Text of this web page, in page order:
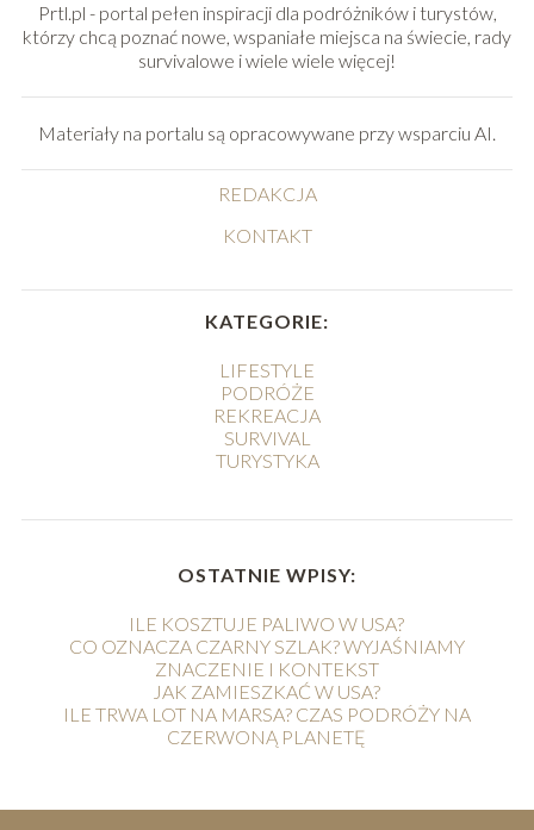
Prtl.pl - portal pełen inspiracji dla podróżników i turystów,
którzy chcą poznać nowe, wspaniałe miejsca na świecie, rady
survivalowe i wiele wiele więcej!
Materiały na portalu są opracowywane przy wsparciu AI.
REDAKCJA
KONTAKT
KATEGORIE:
LIFESTYLE
PODRÓŻE
REKREACJA
SURVIVAL
TURYSTYKA
OSTATNIE WPISY:
ILE KOSZTUJE PALIWO W USA?
CO OZNACZA CZARNY SZLAK? WYJAŚNIAMY
ZNACZENIE I KONTEKST
JAK ZAMIESZKAĆ W USA?
ILE TRWA LOT NA MARSA? CZAS PODRÓŻY NA
CZERWONĄ PLANETĘ